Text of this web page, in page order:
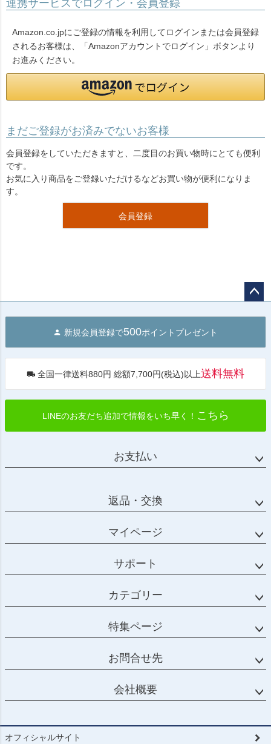
連携サービスでログイン・会員登録
Amazon.co.jpにご登録の情報を利用してログインまたは会員登録
されるお客様は、「Amazonアカウントでログイン」ボタンより
お進みください。
まだご登録がお済みでないお客様
会員登録をしていただきますと、二度目のお買い物時にとても便利
です。
お気に入り商品をご登録いただけるなどお買い物が便利になりま
す。
会員登録
へ
新規会員登録で500ポイントプレゼント
全国一律送料880円 総額7,700円(税込)以上送料無料
LINEのお友だち追加で情報をいち早く！ こちら
お支払い
返品・交換
マイページ
サポート
カテゴリー
特集ページ
お問合せ先
会社概要
オフィシャルサイト